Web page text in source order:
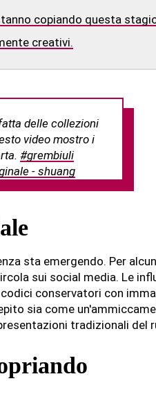
copiando questa
creativi.
delle collezioni
video mostro i
#grembiuli
- shuang
sta emergendo. Per
sui social media. Le
conservatori con
sia come
tradizionali del